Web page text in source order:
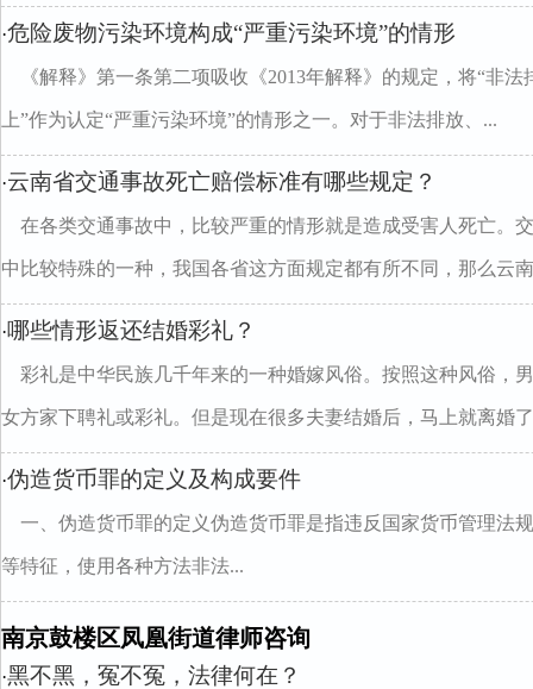
·危险废物污染环境构成“严重污染环境”的情形
《解释》第一条第二项吸收《2013年解释》的规定，将“非
上”作为认定“严重污染环境”的情形之一。对于非法排放、...
·云南省交通事故死亡赔偿标准有哪些规定？
在各类交通事故中，比较严重的情形就是造成受害人死亡。
中比较特殊的一种，我国各省这方面规定都有所不同，那么云
·哪些情形返还结婚彩礼？
彩礼是中华民族几千年来的一种婚嫁风俗。按照这种风俗，
女方家下聘礼或彩礼。但是现在很多夫妻结婚后，马上就离婚
·伪造货币罪的定义及构成要件
一、伪造货币罪的定义伪造货币罪是指违反国家货币管理法
等特征，使用各种方法非法...
南京鼓楼区凤凰街道律师咨询
·黑不黑，冤不冤，法律何在？